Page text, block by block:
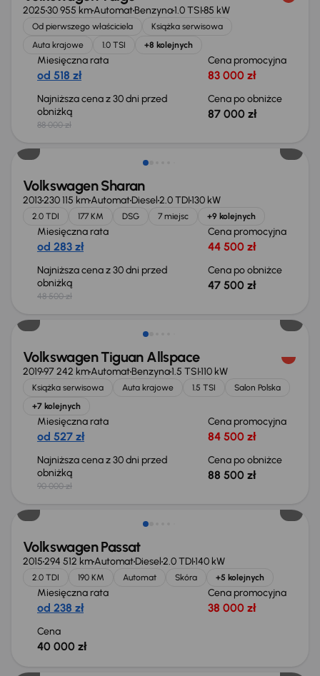
202530 955 kmAutomatBenzyna1.0 TSI85 kW
Od pierwszego właściciela
Książka serwisowa
Auta krajowe
1.0 TSI +8 kolejnych
Miesięczna rata
od 518 zł
Cena promocyjna
83 000 zł
Najniższa cena z 30 dni przed
obniżką
88 000 zł
Cena po obniżce
87 000 zł
Taniej o 1 000 zł
Volkswagen Sharan
2013230 115 kmAutomatDiesel2.0 TDI130 kW
2.0 TDI 177 KM DSG 7 miejsc +9 kolejnych
Miesięczna rata
od 283 zł
Cena promocyjna
44 500 zł
Najniższa cena z 30 dni przed
obniżką
48 500 zł
Cena po obniżce
47 500 zł
Taniej o 1 500 zł
Volkswagen Tiguan Allspace
201997 242 kmAutomatBenzyna1.5 TSI110 kW
Książka serwisowa Auta krajowe 1.5 TSI
Salon Polska
+7 kolejnych
Miesięczna rata
od 527 zł
Cena promocyjna
84 500 zł
Najniższa cena z 30 dni przed
obniżką
90 000 zł
Cena po obniżce
88 500 zł
Volkswagen Passat
2015294 512 kmAutomatDiesel2.0 TDI140 kW
2.0 TDI 190 KM Automat Skóra +5 kolejnych
Miesięczna rata
od 238 zł
Cena promocyjna
38 000 zł
Cena
40 000 zł